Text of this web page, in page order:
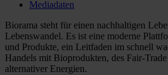
Mediadaten
Biorama steht für einen nachhaltigen
Lebenswandel. Es ist eine moderne
und Produkte, ein Leitfaden im schnell
Handels mit Bioprodukten, des Fair-
alternativer Energien.